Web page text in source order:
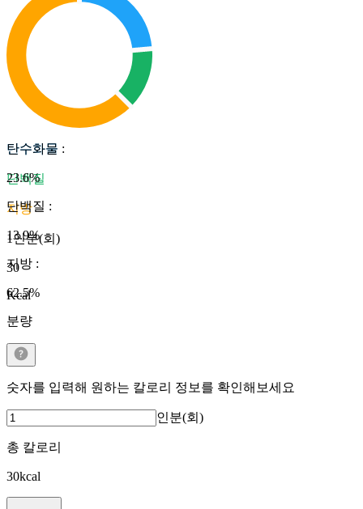
탄수화물
단백질
지방
1인분(회)
30
Kcal
탄수화물 :
23.6%
단백질 :
13.9%
지방 :
62.5%
분량
숫자를 입력해 원하는 칼로리 정보를 확인해보세요
인분(회)
총 칼로리
30kcal